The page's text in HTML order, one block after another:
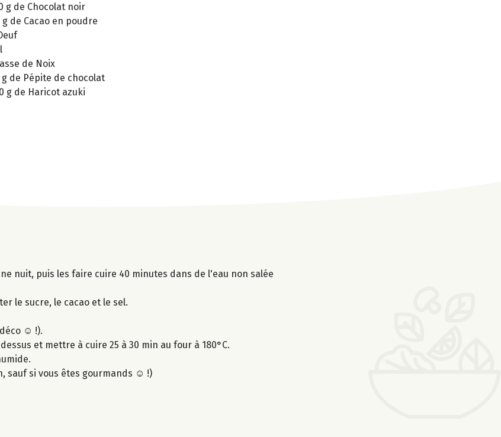
g de Chocolat noir
g de Cacao en poudre
de Noix
g de Pépite de chocolat
g de Haricot azuki
nuit, puis les faire cuire 40 minutes dans de l'eau non salée
le sucre, le cacao et le sel.
☺ !).
et mettre à cuire 25 à 30 min au four à 180°C.
sauf si vous êtes gourmands ☺ !)